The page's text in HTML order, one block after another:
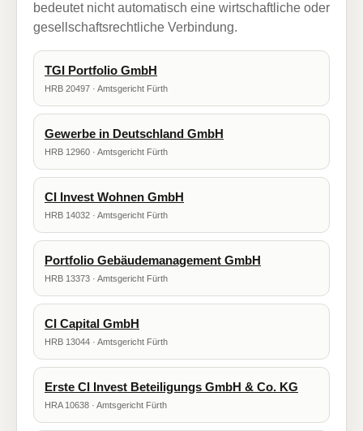
bedeutet nicht automatisch eine wirtschaftliche oder
gesellschaftsrechtliche Verbindung.
TGI Portfolio GmbH
HRB 20497 · Amtsgericht Fürth
Gewerbe in Deutschland GmbH
HRB 12960 · Amtsgericht Fürth
CI Invest Wohnen GmbH
HRB 14032 · Amtsgericht Fürth
Portfolio Gebäudemanagement GmbH
HRB 13373 · Amtsgericht Fürth
CI Capital GmbH
HRB 13044 · Amtsgericht Fürth
Erste CI Invest Beteiligungs GmbH & Co. KG
HRA 10638 · Amtsgericht Fürth